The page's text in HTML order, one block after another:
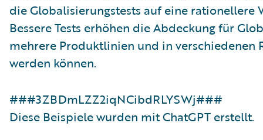
die Globalisierungstests auf eine rationellere
Bessere Tests erhöhen die Abdeckung für
mehrere Produktlinien und in verschiedenen
werden können.
###3ZBDmLZZ2iqNCibdRLYSWj###
Diese Beispiele wurden mit ChatGPT erstellt.